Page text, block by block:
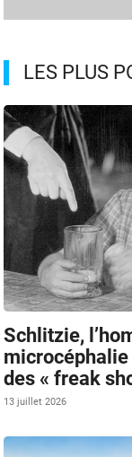
LES PLUS
Schlitzie,
microcéphalie
des « freak
13 juillet 2026